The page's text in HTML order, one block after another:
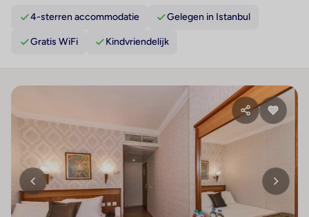
4-sterren accommodatie Gelegen in Istanbul
Gratis WiFi Kindvriendelijk